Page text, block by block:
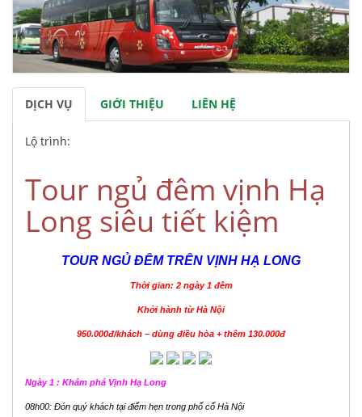
DỊCH VỤ GIỚI THIỆU LIÊN HỆ
Lộ trình:
Tour ngủ đêm vịnh Hạ
Long siêu tiết kiệm
TOUR NGỦ ĐÊM TRÊN VỊNH HẠ LONG
Thời gian: 2 ngày 1 đêm
Khởi hành từ Hà Nội
950.000đ/khách – dùng điều hòa + thêm 130.000đ
Ngày 1 : Khám phá Vịnh Hạ Long
08h00: Đón quý khách tại điểm hẹn trong phố cổ Hà Nội